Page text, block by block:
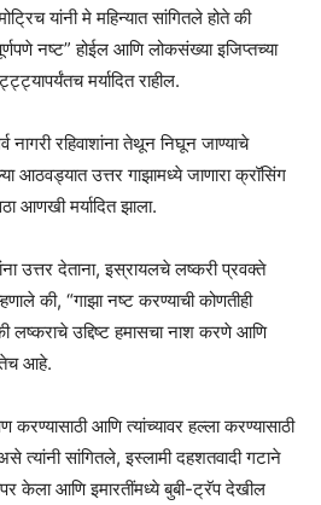
यांनी मे महिन्यात सांगितले होते की
नष्ट” होईल आणि लोकसंख्या इजिप्तच्या
मर्यादित राहील.
नागरी रहिवाशांना तेथून निघून जाण्याचे
आठवड्यात उत्तर गाझामध्ये जाणारा क्रॉसिंग
आणखी मर्यादित झाला.
उत्तर देताना, इस्रायलचे लष्करी प्रवक्ते
की, “गाझा नष्ट करण्याची कोणतीही
लष्कराचे उद्दिष्ट हमासचा नाश करणे आणि
आहे.
करण्यासाठी आणि त्यांच्यावर हल्ला करण्यासाठी
त्यांनी सांगितले, इस्लामी दहशतवादी गटाने
केला आणि इमारतींमध्ये बुबी-ट्रॅप देखील